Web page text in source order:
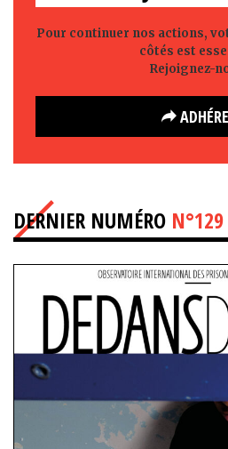
Pour continuer nos actions,
côtés est
Rejoignez-
DERNIER NUMÉRO N°129